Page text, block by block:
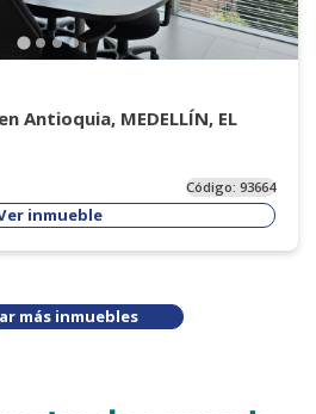
Antioquia, MEDELLÍN, EL
Código:93664
inmueble
más inmuebles